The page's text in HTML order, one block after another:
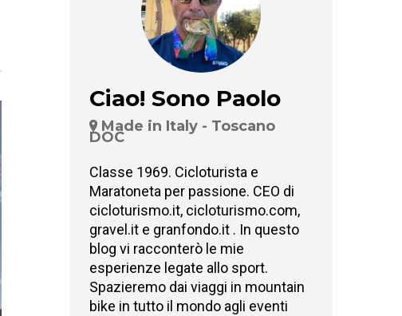
Ciao! Sono Paolo
Made in Italy - Toscano
DOC
Classe 1969. Cicloturista e
Maratoneta per passione. CEO di
cicloturismo.it, cicloturismo.com,
gravel.it e granfondo.it . In questo
blog vi racconterò le mie
esperienze legate allo sport.
Spazieremo dai viaggi in mountain
bike in tutto il mondo agli eventi